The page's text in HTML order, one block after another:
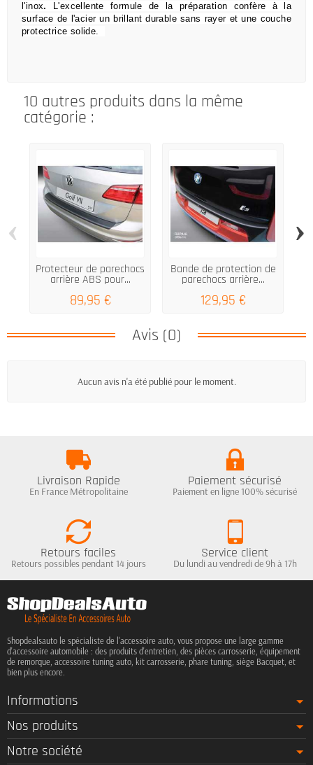
l'inox.
L'excellente formule de la préparation confère à la
surface de l'acier un brillant durable sans rayer et une couche
protectrice solide.
10 autres produits dans la même
catégorie :
Protecteur de parechocs
arrière ABS pour...
89,95 €
Bande de protection de
parechocs arrière...
129,95 €
‹ ›
Avis (0)
Aucun avis n'a été publié pour le moment.
Livraison Rapide
En France Métropolitaine
Paiement sécurisé
Paiement en ligne 100% sécurisé
Retours faciles
Retours possibles pendant 14 jours
Service client
Du lundi au vendredi de 9h à 17h
Shopdealsauto le spécialiste de l'accessoire auto, vous propose une large gamme
d'accessoire automobile : des produits d'entretien, des pièces carrosserie, équipement
de remorque, accessoire tuning auto, kit carrosserie, phare tuning, siège Bacquet, et
bien plus encore.
Informations
Nos produits
Notre société